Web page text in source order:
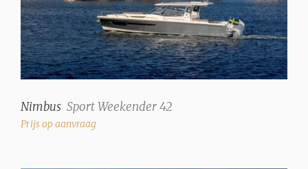
Nimbus Sport Weekender 42
Prijs op aanvraag